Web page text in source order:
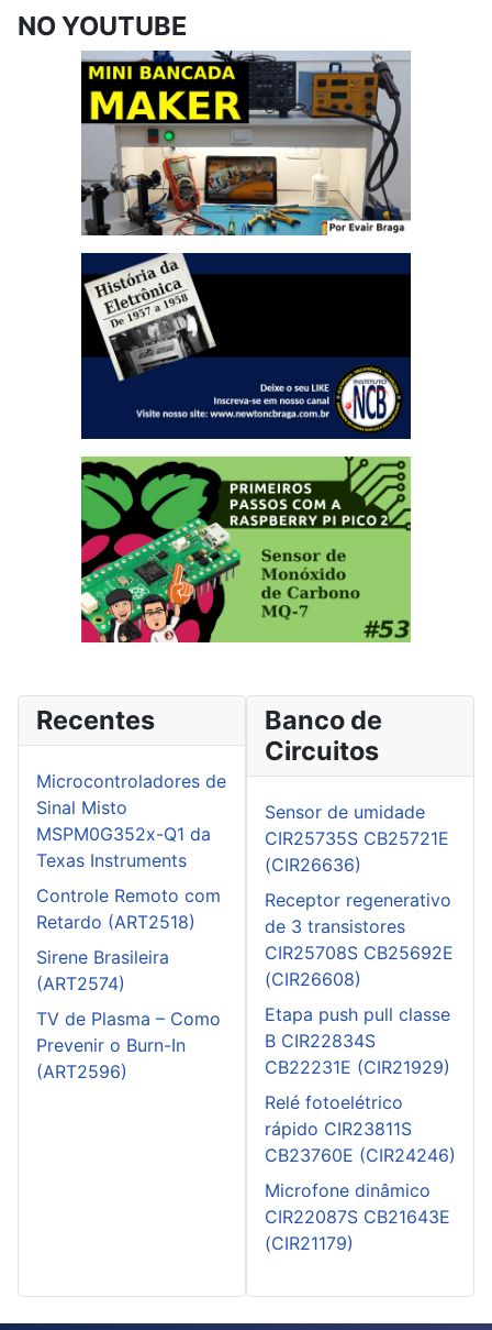
NO YOUTUBE
Recentes
Microcontroladores de
Sinal Misto
MSPM0G352x-Q1 da
Texas Instruments
Controle Remoto com
Retardo (ART2518)
Sirene Brasileira
(ART2574)
TV de Plasma – Como
Prevenir o Burn-In
(ART2596)
Banco de
Circuitos
Sensor de umidade
CIR25735S CB25721E
(CIR26636)
Receptor regenerativo
de 3 transistores
CIR25708S CB25692E
(CIR26608)
Etapa push pull classe
B CIR22834S
CB22231E (CIR21929)
Relé fotoelétrico
rápido CIR23811S
CB23760E (CIR24246)
Microfone dinâmico
CIR22087S CB21643E
(CIR21179)